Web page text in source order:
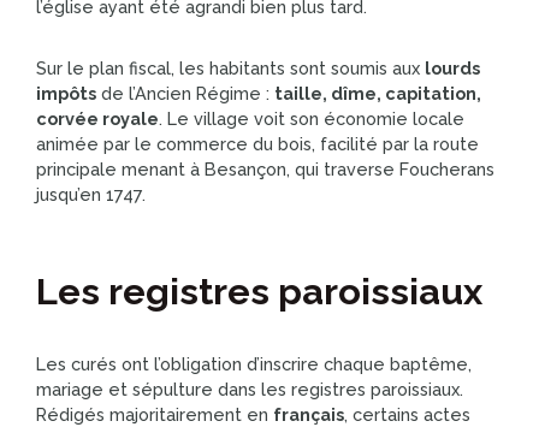
l’église ayant été agrandi bien plus tard.
Sur le plan fiscal, les habitants sont soumis aux lourds
impôts de l’Ancien Régime : taille, dîme, capitation,
corvée royale. Le village voit son économie locale
animée par le commerce du bois, facilité par la route
principale menant à Besançon, qui traverse Foucherans
jusqu’en 1747.
Les registres paroissiaux
Les curés ont l’obligation d’inscrire chaque baptême,
mariage et sépulture dans les registres paroissiaux.
Rédigés majoritairement en français, certains actes